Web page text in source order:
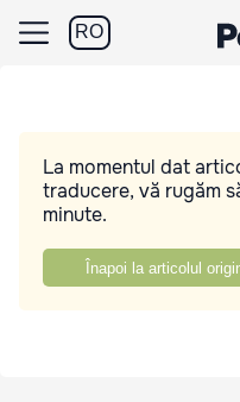
RO
La momentul dat
traducere, vă rugăm
minute.
Înapoi la articolul